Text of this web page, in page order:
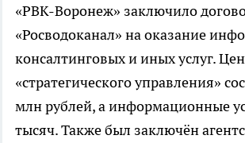
«РВК-Воронеж» заключило
«Росводоканал» на оказание
консалтинговых и иных услуг.
«стратегического управления»
млн рублей, а информационные
тысяч. Также был заключён